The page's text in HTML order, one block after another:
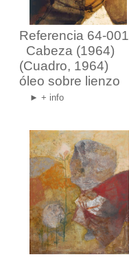
Referencia 64-001
Cabeza (1964)
(Cuadro, 1964)
óleo sobre lienzo
► + info